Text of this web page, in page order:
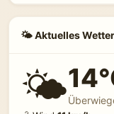
🌤 Aktuelles Wetter
🌤️